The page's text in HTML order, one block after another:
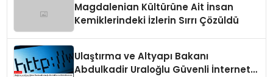
Magdalenian Kültürüne Ait İnsan
Kemiklerindeki İzlerin Sırrı Çözüldü
Ulaştırma ve Altyapı Bakanı
Abdulkadir Uraloğlu Güvenli İnternet